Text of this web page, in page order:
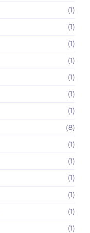
(1)
(1)
(1)
(1)
(1)
(1)
(1)
(8)
(1)
(1)
(1)
(1)
(1)
(1)